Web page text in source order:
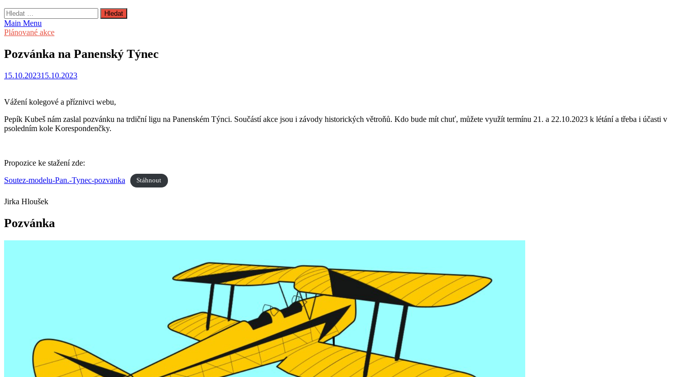
Vyhledávání
Main Menu
Plánované akce
Pozvánka na Panenský Týnec
15.10.202315.10.2023
Vážení kolegové a příznivci webu,
Pepík Kubeš nám zaslal pozvánku na trdiční ligu na Panenském Týnci. Součástí akce jsou i závody historických větroňů. Kdo bude mít chuť, můžete využít termínu 21. a 22.10.2023 k létání a třeba i účasti v
psoledním kole Korespondenčky.
Propozice ke stažení zde:
Soutez-modelu-Pan.-Tynec-pozvanka
Stáhnout
Jirka Hloušek
Pozvánka